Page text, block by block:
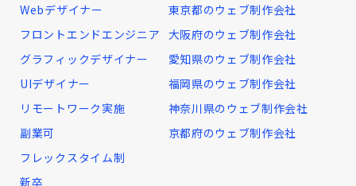
Webデザイナー
フロントエンドエンジニア
グラフィックデザイナー
UIデザイナー
リモートワーク実施
副業可
フレックスタイム制
新卒
東京都のウェブ制作会社
大阪府のウェブ制作会社
愛知県のウェブ制作会社
福岡県のウェブ制作会社
神奈川県のウェブ制作会社
京都府のウェブ制作会社